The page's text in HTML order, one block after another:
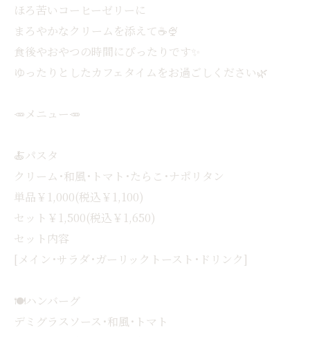
ほろ苦いコーヒーゼリーに
まろやかなクリームを添えて☕️🍨
食後やおやつの時間にぴったりです✨
ゆったりとしたカフェタイムをお過ごしください🌿
🥕メニュー🥕
🍝パスタ
クリーム･和風･トマト･たらこ･ナポリタン
単品￥1,000(税込￥1,100)
セット￥1,500(税込￥1,650)
セット内容
[メイン･サラダ･ガーリックトースト･ドリンク]
🍽ハンバーグ
デミグラスソース･和風･トマト